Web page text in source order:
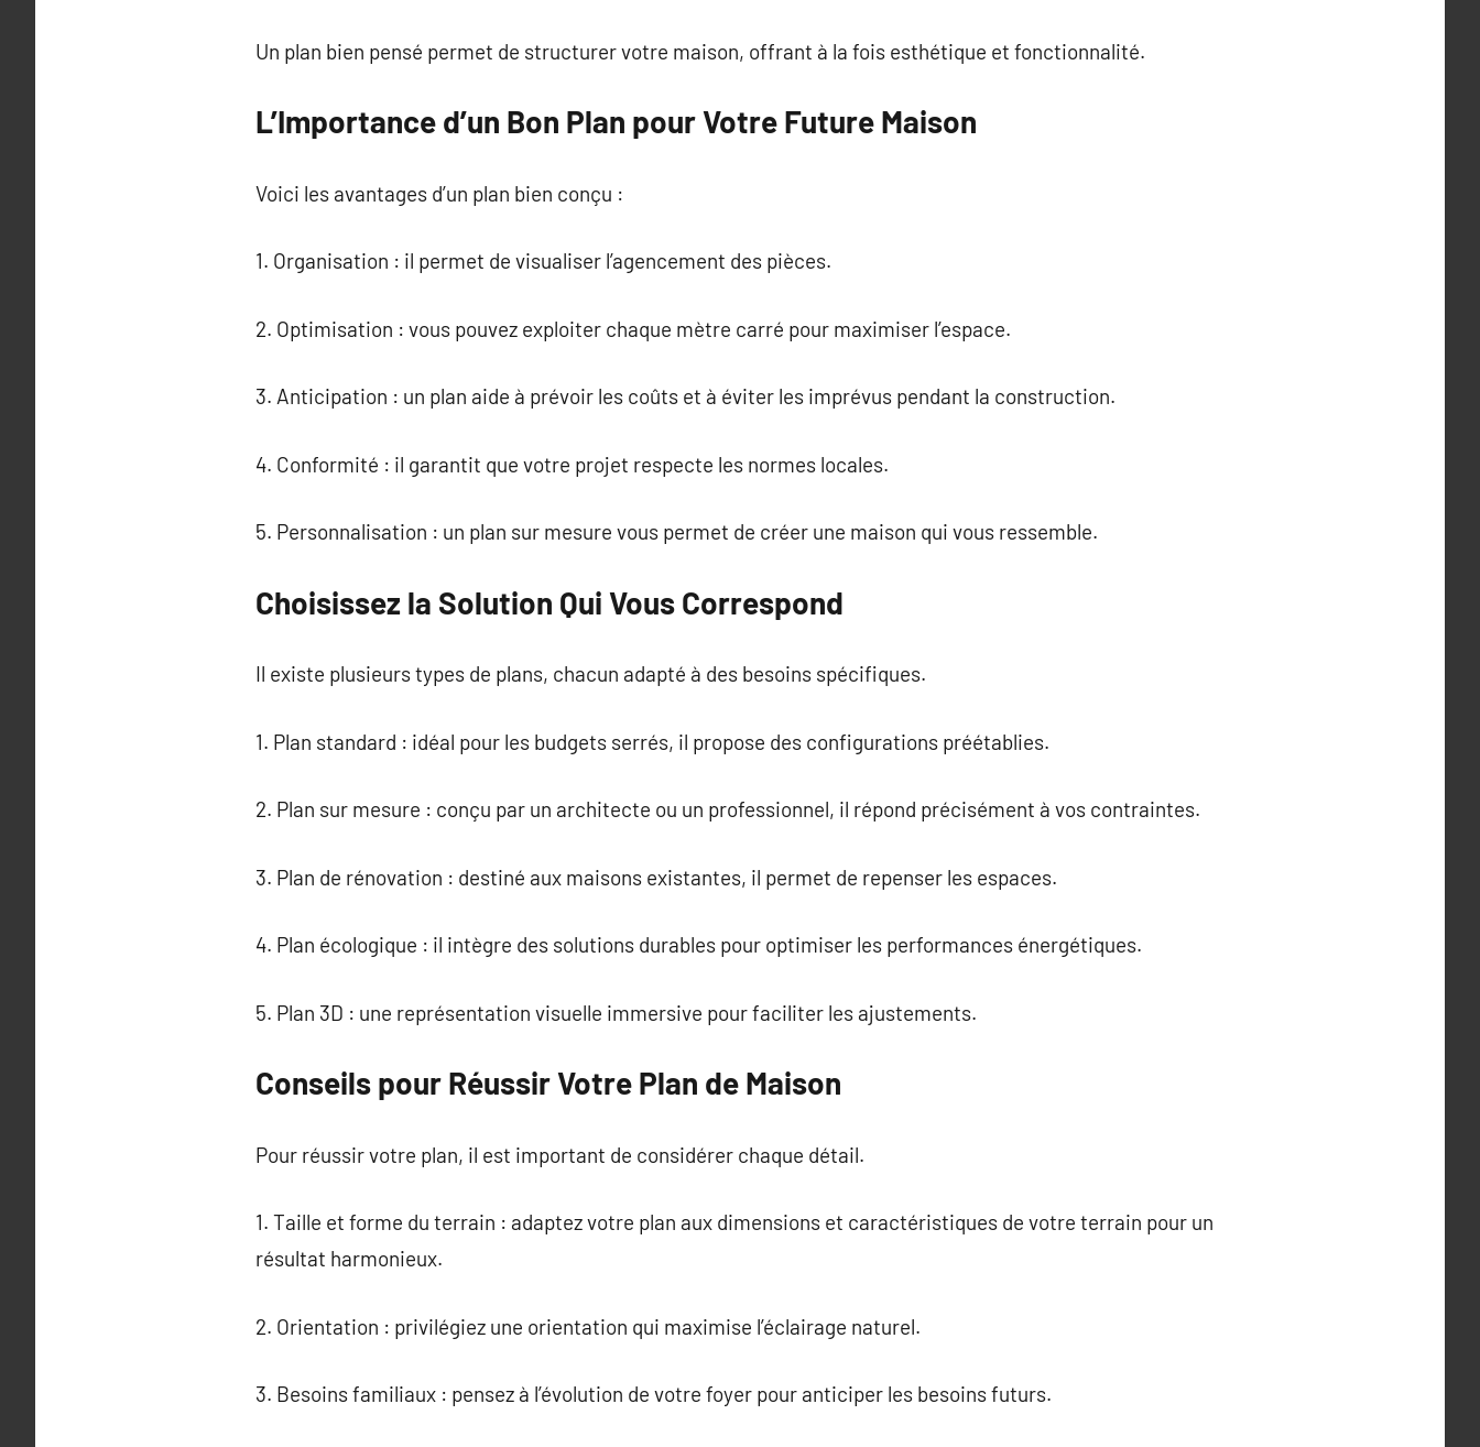
Un plan bien pensé permet de structurer votre maison, offrant à la fois esthétique et fonctionnalité.
L’Importance d’un Bon Plan pour Votre Future Maison
Voici les avantages d’un plan bien conçu :
1. Organisation : il permet de visualiser l’agencement des pièces.
2. Optimisation : vous pouvez exploiter chaque mètre carré pour maximiser l’espace.
3. Anticipation : un plan aide à prévoir les coûts et à éviter les imprévus pendant la construction.
4. Conformité : il garantit que votre projet respecte les normes locales.
5. Personnalisation : un plan sur mesure vous permet de créer une maison qui vous ressemble.
Choisissez la Solution Qui Vous Correspond
Il existe plusieurs types de plans, chacun adapté à des besoins spécifiques.
1. Plan standard : idéal pour les budgets serrés, il propose des configurations préétablies.
2. Plan sur mesure : conçu par un architecte ou un professionnel, il répond précisément à vos contraintes.
3. Plan de rénovation : destiné aux maisons existantes, il permet de repenser les espaces.
4. Plan écologique : il intègre des solutions durables pour optimiser les performances énergétiques.
5. Plan 3D : une représentation visuelle immersive pour faciliter les ajustements.
Conseils pour Réussir Votre Plan de Maison
Pour réussir votre plan, il est important de considérer chaque détail.
1. Taille et forme du terrain : adaptez votre plan aux dimensions et caractéristiques de votre terrain pour un
résultat harmonieux.
2. Orientation : privilégiez une orientation qui maximise l’éclairage naturel.
3. Besoins familiaux : pensez à l’évolution de votre foyer pour anticiper les besoins futurs.